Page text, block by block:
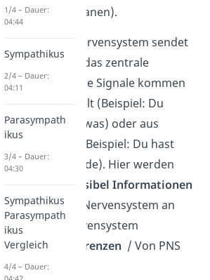
Händen und Organen).
Das periphere Nervensystem sendet
dabei Signale an das zentrale
Nervensystem. Die Signale kommen
aus deiner Umwelt (Beispiel: Du
siehst / spürst etwas) oder aus
deinem Inneren (Beispiel: Du hast
Hunger / bist müde). Hier werden
sensibel Informationen
vom peripheren Nervensystem an
das zentrale Nervensystem
übertragen (
Afferenzen / Von PNS
an ZNS).
1/4 – Dauer:
04:44
Sympathikus
2/4 – Dauer:
04:11
Parasympath
ikus
3/4 – Dauer:
04:30
Sympathikus
Parasympath
ikus
Vergleich
4/4 – Dauer: